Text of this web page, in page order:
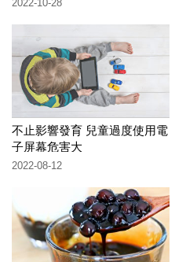
2022-10-28
不止影響發育 兒童過度使用電
子屏幕危害大
2022-08-12